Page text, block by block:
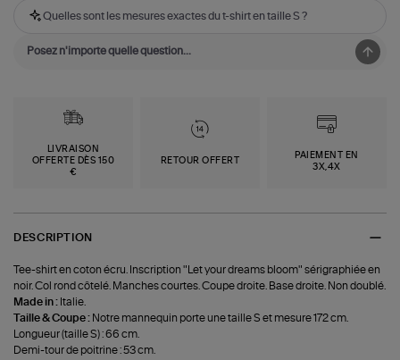
Quelles sont les mesures exactes du t-shirt en taille S ?
LIVRAISON
OFFERTE DÈS 150
€
RETOUR OFFERT
PAIEMENT EN
3X,4X
DESCRIPTION
Tee-shirt en coton écru. Inscription "Let your dreams bloom" sérigraphiée en
noir. Col rond côtelé. Manches courtes. Coupe droite. Base droite. Non doublé.
Made in : Italie.
Taille & Coupe : Notre mannequin porte une taille S et mesure 172 cm.
Longueur (taille S) : 66 cm.
Demi-tour de poitrine : 53 cm.